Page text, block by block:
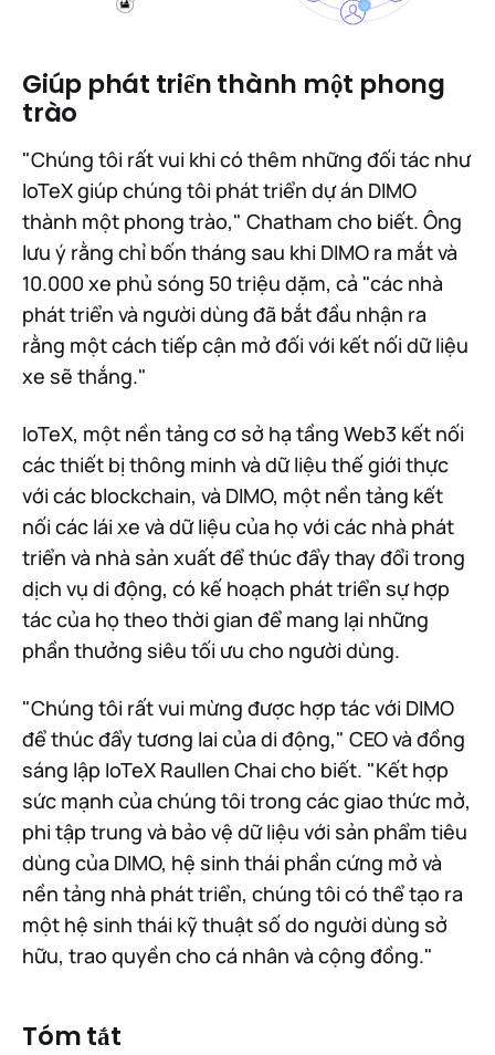
Giúp phát triển thành một phong
trào
"Chúng tôi rất vui khi có thêm những đối tác như
IoTeX giúp chúng tôi phát triển dự án DIMO
thành một phong trào," Chatham cho biết. Ông
lưu ý rằng chỉ bốn tháng sau khi DIMO ra mắt và
10.000 xe phủ sóng 50 triệu dặm, cả "các nhà
phát triển và người dùng đã bắt đầu nhận ra
rằng một cách tiếp cận mở đối với kết nối dữ liệu
xe sẽ thắng."
IoTeX, một nền tảng cơ sở hạ tầng Web3 kết nối
các thiết bị thông minh và dữ liệu thế giới thực
với các blockchain, và DIMO, một nền tảng kết
nối các lái xe và dữ liệu của họ với các nhà phát
triển và nhà sản xuất để thúc đẩy thay đổi trong
dịch vụ di động, có kế hoạch phát triển sự hợp
tác của họ theo thời gian để mang lại những
phần thưởng siêu tối ưu cho người dùng.
"Chúng tôi rất vui mừng được hợp tác với DIMO
để thúc đẩy tương lai của di động," CEO và đồng
sáng lập IoTeX Raullen Chai cho biết. "Kết hợp
sức mạnh của chúng tôi trong các giao thức mở,
phi tập trung và bảo vệ dữ liệu với sản phẩm tiêu
dùng của DIMO, hệ sinh thái phần cứng mở và
nền tảng nhà phát triển, chúng tôi có thể tạo ra
một hệ sinh thái kỹ thuật số do người dùng sở
hữu, trao quyền cho cá nhân và cộng đồng."
Tóm tắt